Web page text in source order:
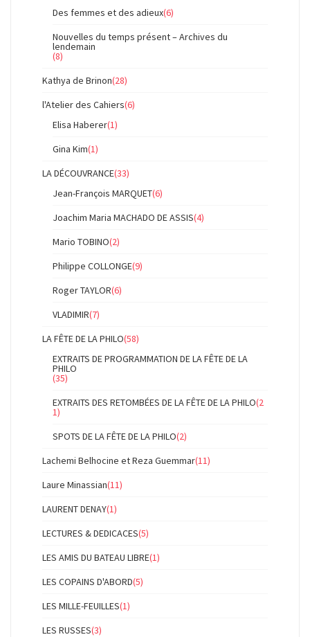
Des femmes et des adieux(6)
Nouvelles du temps présent – Archives du
lendemain
(8)
Kathya de Brinon(28)
l'Atelier des Cahiers(6)
Elisa Haberer(1)
Gina Kim(1)
LA DÉCOUVRANCE(33)
Jean-François MARQUET(6)
Joachim Maria MACHADO DE ASSIS(4)
Mario TOBINO(2)
Philippe COLLONGE(9)
Roger TAYLOR(6)
VLADIMIR(7)
LA FÊTE DE LA PHILO(58)
EXTRAITS DE PROGRAMMATION DE LA FÊTE DE LA
PHILO
(35)
EXTRAITS DES RETOMBÉES DE LA FÊTE DE LA PHILO(2
1)
SPOTS DE LA FÊTE DE LA PHILO(2)
Lachemi Belhocine et Reza Guemmar(11)
Laure Minassian(11)
LAURENT DENAY(1)
LECTURES & DEDICACES(5)
LES AMIS DU BATEAU LIBRE(1)
LES COPAINS D'ABORD(5)
LES MILLE-FEUILLES(1)
LES RUSSES(3)